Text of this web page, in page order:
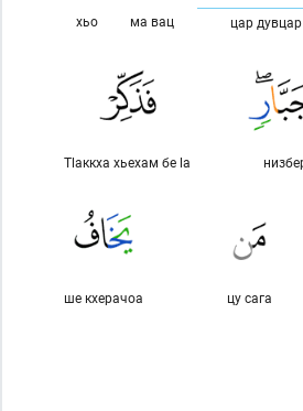
цар дувцар
ма вац
хьо
Тlаккха хьехам бе lа
цу сага
ше кхерачоа